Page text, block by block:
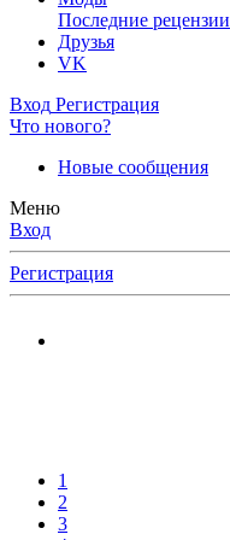
Последние рецензии
Друзья
VK
Вход Регистрация
Что нового?
Новые сообщения
Меню
Вход
Регистрация
1
2
3